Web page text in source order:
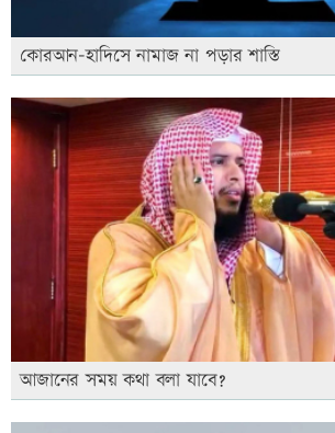
কোরআন-হাদিসে নামাজ না পড়ার শাস্তি
আজানের সময় কথা বলা যাবে?